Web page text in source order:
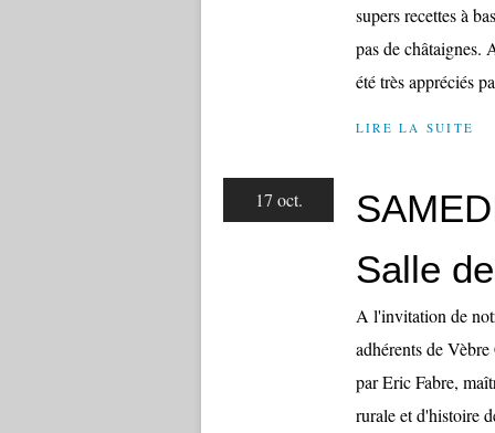
supers recettes à
pas de châtaignes.
été très appréciés
LIRE LA SUITE
17 oct.
Salle
A l'invitation de
adhérents de
par Eric Fabre,
rurale et d'histoire